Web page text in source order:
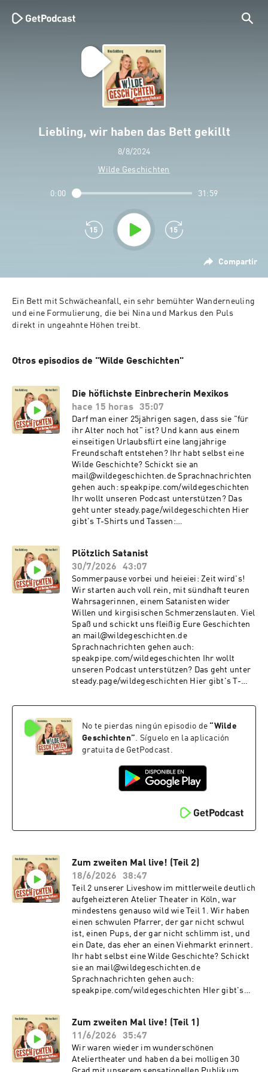
Liebling, wir haben das Bett gekillt
8/8/2024
Wilde Geschichten
Compartir
0:00 31:59
Ein Bett mit Schwächeanfall, ein sehr bemühter Wanderneuling
und eine Formulierung, die bei Nina und Markus den Puls
direkt in ungeahnte Höhen treibt.
Otros episodios de "Wilde Geschichten"
Die höflichste Einbrecherin Mexikos
hace 15 horas
35:07
Darf man einer 25jährigen sagen, dass sie "für
ihr Alter noch hot" ist? Und kann aus einem
einseitigen Urlaubsflirt eine langjährige
Freundschaft entstehen? Ihr habt selbst eine
Wilde Geschichte? Schickt sie an
mail@wildegeschichten.de Sprachnachrichten
gehen auch: speakpipe.com/wildegeschichten
Ihr wollt unseren Podcast unterstützen? Das
geht unter steady.page/wildegeschichten Hier
gibt's T-Shirts und Tassen:
Plötzlich Satanist
30/7/2026
43:07
Sommerpause vorbei und heieiei: Zeit wird's!
Wir starten auch voll rein, mit sündhaft teuren
Wahrsagerinnen, einem Satanisten wider
Willen und kirgisischen Schmerzenslauten. Viel
Spaß und schickt uns fleißig Eure Geschichten
an mail@wildegeschichten.de
Sprachnachrichten gehen auch:
speakpipe.com/wildegeschichten Ihr wollt
unseren Podcast unterstützen? Das geht unter
steady.page/wildegeschichten Hier gibt's T-
https://medienvogel.de/wildegeschichten/
No te pierdas ningún episodio de “Wilde
Geschichten”. Síguelo en la aplicación
gratuita de GetPodcast.
Zum zweiten Mal live! (Teil 2)
18/6/2026
38:47
Teil 2 unserer Liveshow im mittlerweile deutlich
aufgeheizteren Atelier Theater in Köln, war
mindestens genauso wild wie Teil 1. Wir haben
einen schwulen Pfarrer, der gar nicht schwul
ist, einen Pups, der gar nicht schlimm ist, und
ein Date, das eher an einen Viehmarkt erinnert.
Ihr habt selbst eine Wilde Geschichte? Schickt
sie an mail@wildegeschichten.de
Sprachnachrichten gehen auch:
speakpipe.com/wildegeschichten HIer gibt's
der-true-dating-podcast Ihr wollt unseren
Podcast unterstützen? Das geht unter
steady.page/wildegeschichten Hier gibt's T-
Shirts und Tassen:
Zum zweiten Mal live! (Teil 1)
11/6/2026
35:47
Wir waren wieder im wunderschönen
Ateliertheater und haben da bei molligen 30